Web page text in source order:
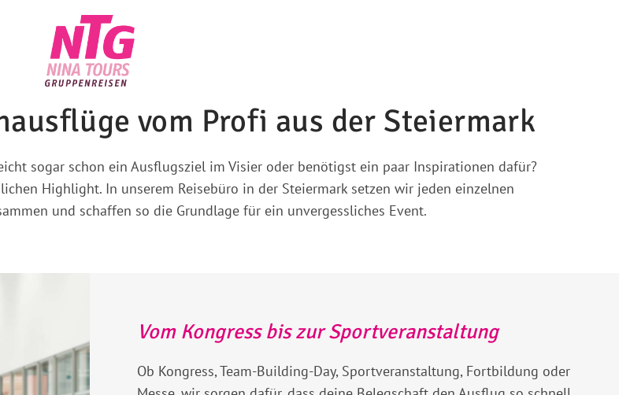
vom Profi aus der Steiermark
sogar schon ein Ausflugsziel im Visier oder benötigst ein paar Inspirationen dafür?
Highlight. In unserem Reisebüro in der Steiermark setzen wir jeden einzelnen
und schaffen so die Grundlage für ein unvergessliches Event.
Vom Kongress bis zur Sportveranstaltung
Ob Kongress, Team-Building-Day, Sportveranstaltung, Fortbildung oder